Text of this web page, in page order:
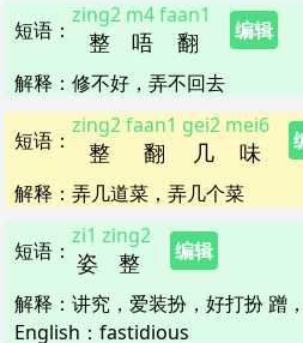
短语 ： 整
zing2
唔
m4
翻
faan1
编辑
解释 ： 修不好，弄不回去
短语 ： 整
zing2
翻
faan1
几
gei2
味
mei6
解释 ： 弄几道菜，弄几个菜
短语 ： 姿
zi1
整
zing2
编辑
解释 ： 讲究，爱装扮，好打扮 蹭
English： fastidious